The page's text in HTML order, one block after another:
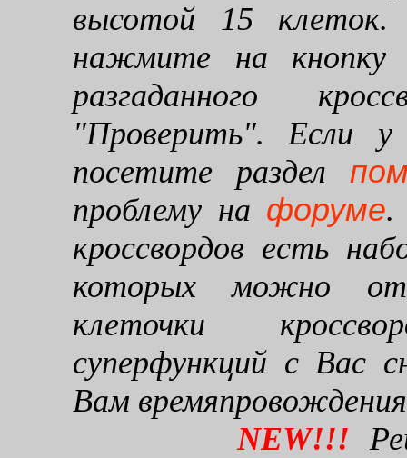
высотой 15 клеток.
нажмите на кнопку
разгаданного
"Проверить". Если
посетите раздел
проблему на форуме.
кроссвордов есть
которых можно
клеточки
суперфункций с Вас
Вам
NEW!!!